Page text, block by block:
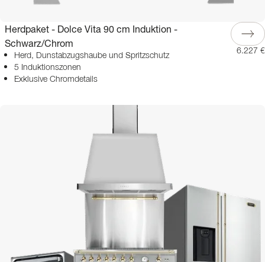
Herdpaket - Dolce Vita 90 cm Induktion -
Schwarz/Chrom
Herd, Dunstabzugshaube und Spritzschutz
5 Induktionszonen
Exklusive Chromdetails
6.227 €